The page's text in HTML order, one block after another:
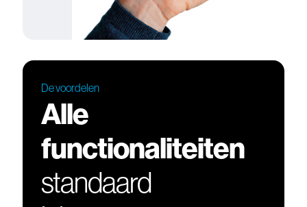
De voordelen
Alle
functionaliteiten
standaard